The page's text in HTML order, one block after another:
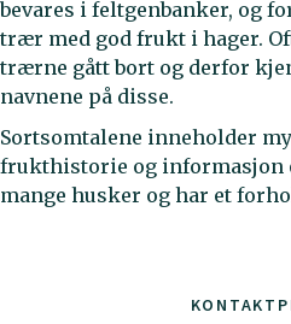
bevares i feltgenbanker, og
trær med god frukt i hager.
trærne gått bort og derfor
navnene på disse.
Sortsomtalene inneholder
frukthistorie og informasjon
mange husker og har et